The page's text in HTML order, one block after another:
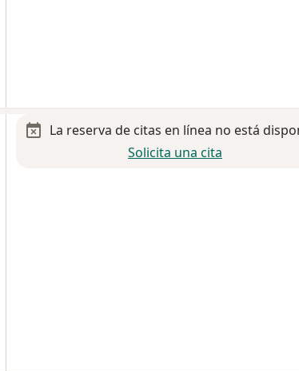
La reserva de citas en línea no está
Solicita una cita